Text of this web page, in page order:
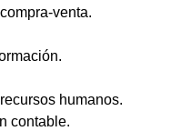
venta.
humanos.
contable.